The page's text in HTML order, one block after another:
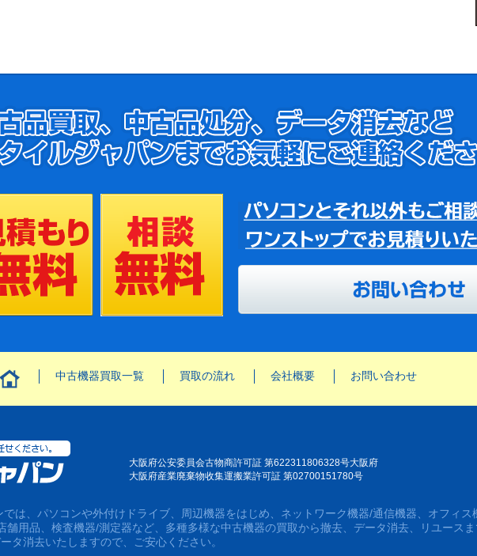
中古機器買取一覧 買取の流れ 会社概要 お問い合わせ
大阪府公安委員会古物商許可証 第622311806328号大阪府
大阪府産業廃棄物收集運搬業許可証 第02700151780号
は、パソコンや外付けドライブ、周辺機器をはじめ、ネットワーク機器/通信機器、オフィス
舗用品、検査機器/測定器など、多種多様な中古機器の買取から撤去、データ消去、リユース
タ消去いたしますので、ご安心ください。